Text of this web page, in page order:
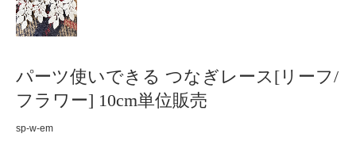
パーツ使いできる つなぎレース[リーフ/
フラワー] 10cm単位販売
sp-w-em